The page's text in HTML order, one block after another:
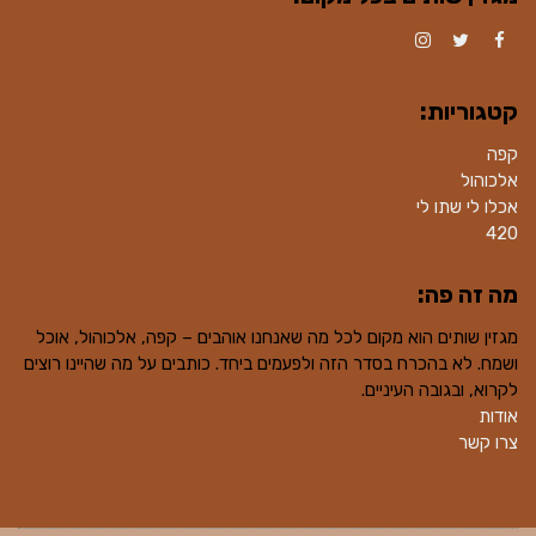
קטגוריות:
קפה
אלכוהול
אכלו לי שתו לי
420
מה זה פה:
מגזין שותים הוא מקום לכל מה שאנחנו אוהבים – קפה, אלכוהול, אוכל
ושמח. לא בהכרח בסדר הזה ולפעמים ביחד. כותבים על מה שהיינו רוצים
לקרוא, ובגובה העיניים.
אודות
צרו קשר